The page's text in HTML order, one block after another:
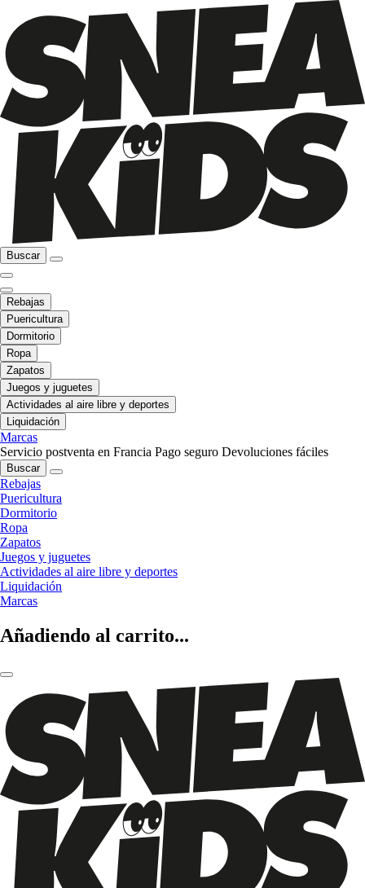
Buscar
Rebajas
Puericultura
Dormitorio
Ropa
Zapatos
Juegos y juguetes
Actividades al aire libre y deportes
Liquidación
Marcas
Servicio postventa en Francia Pago seguro Devoluciones fáciles
Buscar
Rebajas
Puericultura
Dormitorio
Ropa
Zapatos
Juegos y juguetes
Actividades al aire libre y deportes
Liquidación
Marcas
Añadiendo al carrito...